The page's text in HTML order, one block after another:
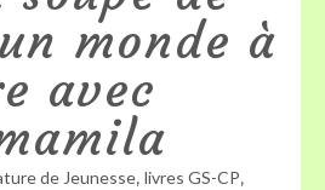
monde à
avec
de Jeunesse, livres GS-CP,